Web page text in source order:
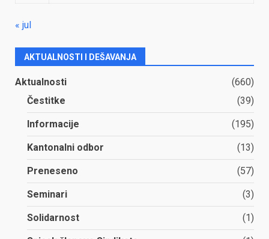
« jul
AKTUALNOSTI I DEŠAVANJA
Aktualnosti
(660)
Čestitke
(39)
Informacije (195)
Kantonalni odbor (13)
Preneseno (57)
Seminari (3)
Solidarnost (1)